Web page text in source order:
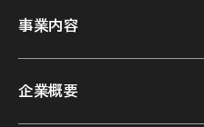
事業内容
企業概要